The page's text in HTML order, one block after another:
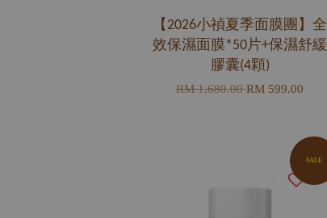
【2026小禎夏季面膜團】全
效保濕面膜*50片+保濕舒緩
膠囊(4顆)
RM 1,680.00RM 599.00
SALE